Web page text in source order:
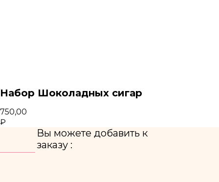
Набор Шоколадных сигар
750,00
₽
Вы можете добавить к
заказу :